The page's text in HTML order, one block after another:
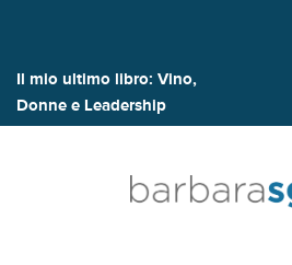
Il mio ultimo libro: Vino,
Donne e Leadership